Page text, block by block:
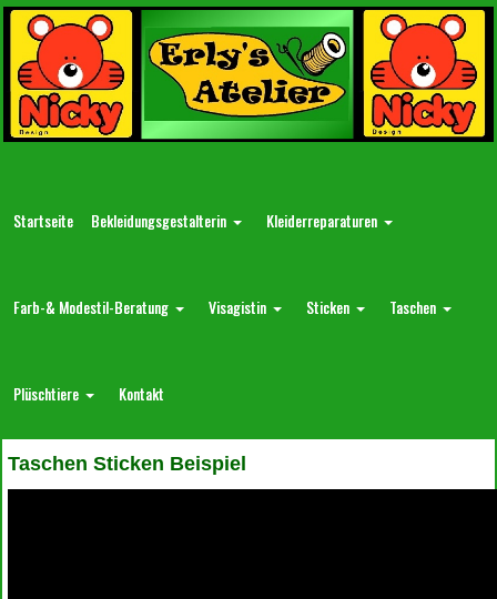
Startseite Bekleidungsgestalterin Kleiderreparaturen
Farb-& Modestil-Beratung Visagistin Sticken Taschen
Plüschtiere Kontakt
Taschen Sticken Beispiel